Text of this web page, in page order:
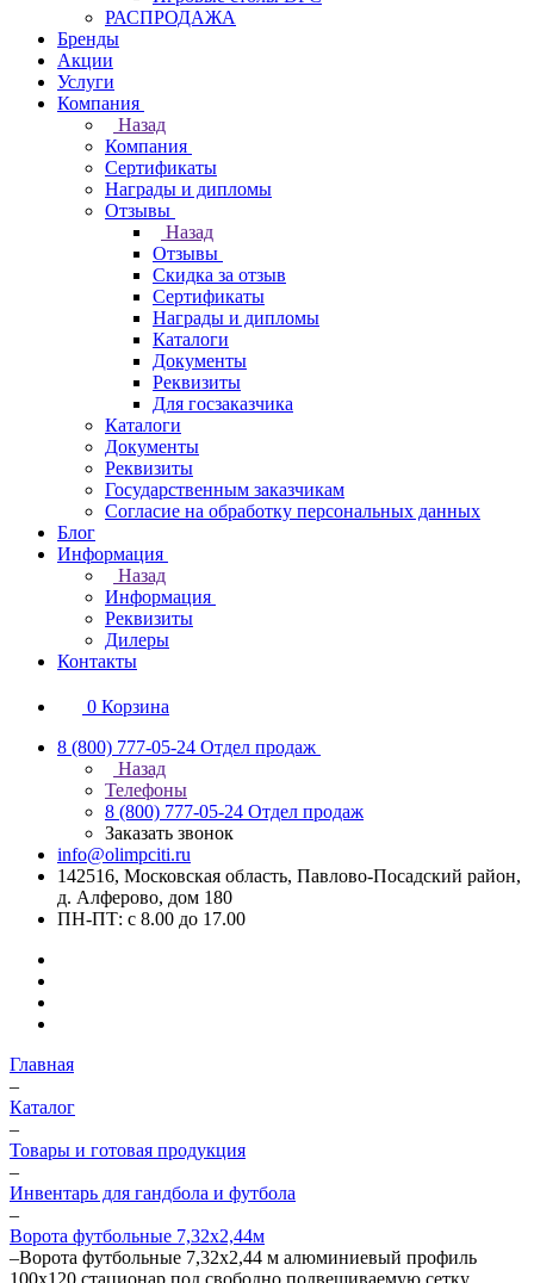
РАСПРОДАЖА
Бренды
Акции
Услуги
Компания
Назад
Компания
Сертификаты
Награды и дипломы
Отзывы
Назад
Отзывы
Скидка за отзыв
Сертификаты
Награды и дипломы
Каталоги
Документы
Реквизиты
Для госзаказчика
Каталоги
Документы
Реквизиты
Государственным заказчикам
Согласие на обработку персональных данных
Блог
Информация
Назад
Информация
Реквизиты
Дилеры
Контакты
0 Корзина
8 (800) 777-05-24 Отдел продаж
Назад
Телефоны
8 (800) 777-05-24 Отдел продаж
Заказать звонок
info@olimpciti.ru
142516, Московская область, Павлово-Посадский район,
д. Алферово, дом 180
ПН-ПТ: с 8.00 до 17.00
Главная
–
Каталог
–
Товары и готовая продукция
–
Инвентарь для гандбола и футбола
–
Ворота футбольные 7,32х2,44м
–Ворота футбольные 7,32х2,44 м алюминиевый профиль
100х120 стационар.под свободно подвешиваемую сетку